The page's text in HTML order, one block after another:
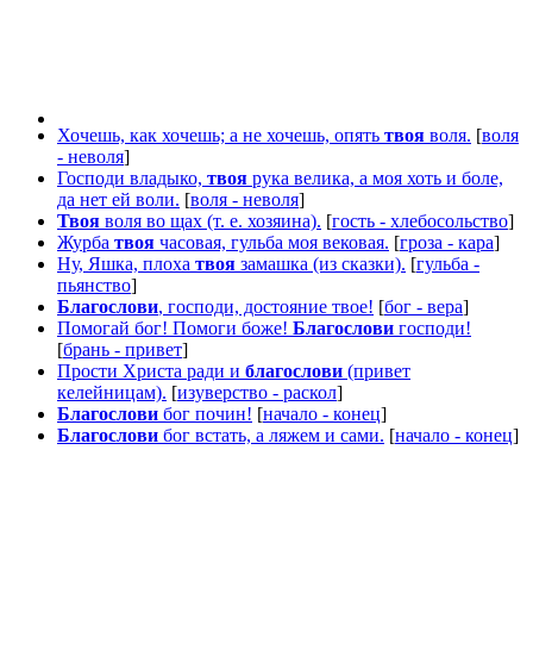
Хочешь, как хочешь; а не хочешь, опять твоя воля. [воля
- неволя]
Господи владыко, твоя рука велика, а моя хоть и боле,
да нет ей воли. [воля - неволя]
Твоя воля во щах (т. е. хозяина). [гость - хлебосольство]
Журба твоя часовая, гульба моя вековая. [гроза - кара]
Ну, Яшка, плоха твоя замашка (из сказки). [гульба -
пьянство]
Благослови, господи, достояние твое! [бог - вера]
Помогай бог! Помоги боже! Благослови господи!
[брань - привет]
Прости Христа ради и благослови (привет
келейницам). [изуверство - раскол]
Благослови бог почин! [начало - конец]
Благослови бог встать, а ляжем и сами. [начало - конец]